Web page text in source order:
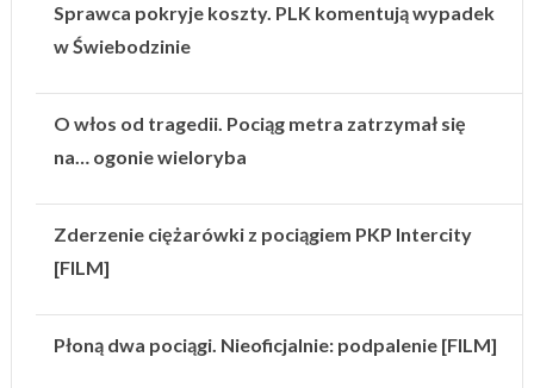
Sprawca pokryje koszty. PLK komentują wypadek
w Świebodzinie
O włos od tragedii. Pociąg metra zatrzymał się
na… ogonie wieloryba
Zderzenie ciężarówki z pociągiem PKP Intercity
[FILM]
Płoną dwa pociągi. Nieoficjalnie: podpalenie [FILM]